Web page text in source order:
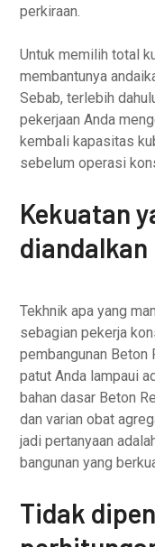
perkiraan.
Untuk memilih total
membantunya
Sebab, terlebih
pekerjaan Anda
kembali kapasitas
sebelum operasi
Kekuatan
diandalkan
Tekhnik apa yang
sebagian pekerja
pembangunan Beton
patut Anda lampaui
bahan dasar Beton
dan varian obat
jadi pertanyaan
bangunan yang
Tidak